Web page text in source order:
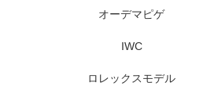
オーデマピゲ
IWC
ロレックスモデル